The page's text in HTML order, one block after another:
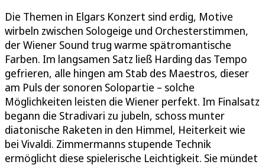
Die Themen in Elgars Konzert sind erdig, Motive
wirbeln zwischen Sologeige und Orchesterstimmen,
der Wiener Sound trug warme spätromantische
Farben. Im langsamen Satz ließ Harding das Tempo
gefrieren, alle hingen am Stab des Maestros, dieser
am Puls der sonoren Solopartie – solche
Möglichkeiten leisten die Wiener perfekt. Im Finalsatz
begann die Stradivari zu jubeln, schoss munter
diatonische Raketen in den Himmel, Heiterkeit wie
bei Vivaldi. Zimmermanns stupende Technik
ermöglicht diese spielerische Leichtigkeit. Sie mündet